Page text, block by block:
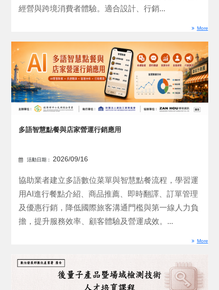
經營與跨境消費者體驗。適合設計、行銷...
More
多語智慧點餐與店家營運行銷應用
活動日期： 2026/09/16
協助業者建立多語數位菜單與智慧點餐流程，學習運
用AI進行餐點介紹、商品推薦、即時翻譯、訂單管理
及優惠行銷，降低國際旅客溝通門檻與第一線人力負
擔，提升服務效率、顧客體驗及營運成效。...
More